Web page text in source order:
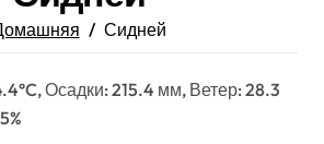
Сидней
Осадки: 215.4 мм, Ветер: 28.3